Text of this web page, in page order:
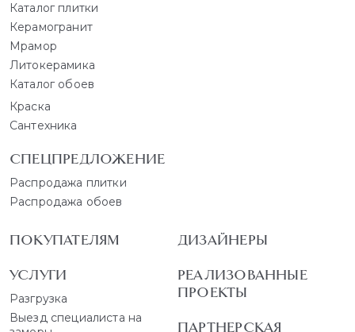
Каталог плитки
Керамогранит
Мрамор
Литокерамика
Каталог обоев
Краска
Сантехника
СПЕЦПРЕДЛОЖЕНИЕ
Распродажа плитки
Распродажа обоев
ПОКУПАТЕЛЯМ
УСЛУГИ
Разгрузка
Выезд специалиста на
ДИЗАЙНЕРЫ
РЕАЛИЗОВАННЫЕ
ПРОЕКТЫ
ПАРТНЕРСКАЯ